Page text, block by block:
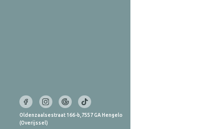
Oldenzaalsestraat 166-b,7557 GA Hengelo
(Overijssel)